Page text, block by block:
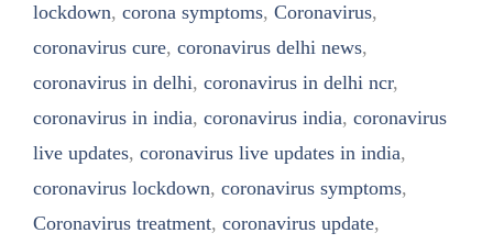
lockdown, corona symptoms, Coronavirus,
coronavirus cure, coronavirus delhi news,
coronavirus in delhi, coronavirus in delhi ncr,
coronavirus in india, coronavirus india, coronavirus
live updates, coronavirus live updates in india,
coronavirus lockdown, coronavirus symptoms,
Coronavirus treatment, coronavirus update,